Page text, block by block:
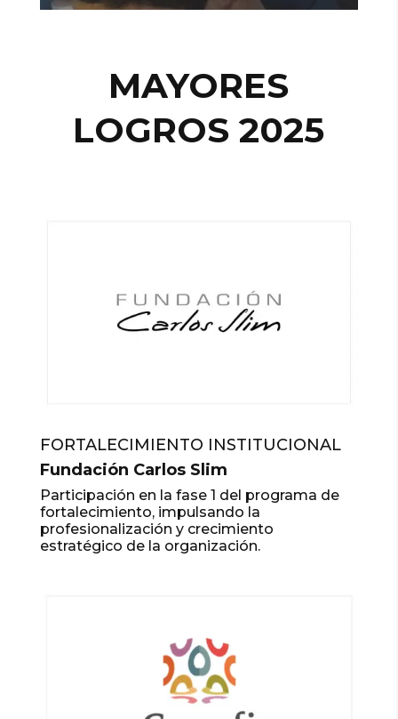
MAYORES
LOGROS 2025
FORTALECIMIENTO INSTITUCIONAL
Fundación Carlos Slim
Participación en la fase 1 del programa de
fortalecimiento, impulsando la
profesionalización y crecimiento
estratégico de la organización.